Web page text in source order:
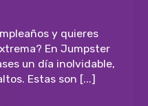
y quieres
En Jumpster
un día inolvidable,
Estas son [...]